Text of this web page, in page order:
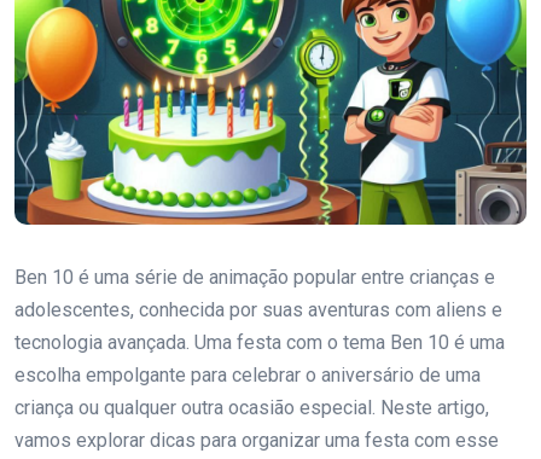
Ben 10 é uma série de animação popular entre crianças e
adolescentes, conhecida por suas aventuras com aliens e
tecnologia avançada. Uma festa com o tema Ben 10 é uma
escolha empolgante para celebrar o aniversário de uma
criança ou qualquer outra ocasião especial. Neste artigo,
vamos explorar dicas para organizar uma festa com esse